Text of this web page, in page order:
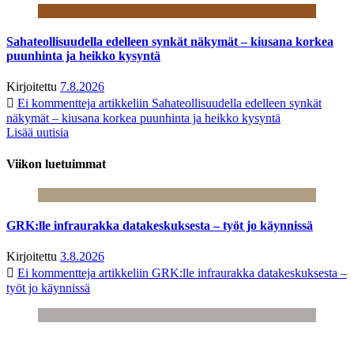
Sahateollisuudella edelleen synkät näkymät – kiusana korkea
puunhinta ja heikko kysyntä
Kirjoitettu 7.8.2026
Ei kommentteja artikkeliin Sahateollisuudella edelleen synkät
näkymät – kiusana korkea puunhinta ja heikko kysyntä
Lisää uutisia
Viikon luetuimmat
GRK:lle infraurakka datakeskuksesta – työt jo käynnissä
Kirjoitettu 3.8.2026
Ei kommentteja artikkeliin GRK:lle infraurakka datakeskuksesta –
työt jo käynnissä